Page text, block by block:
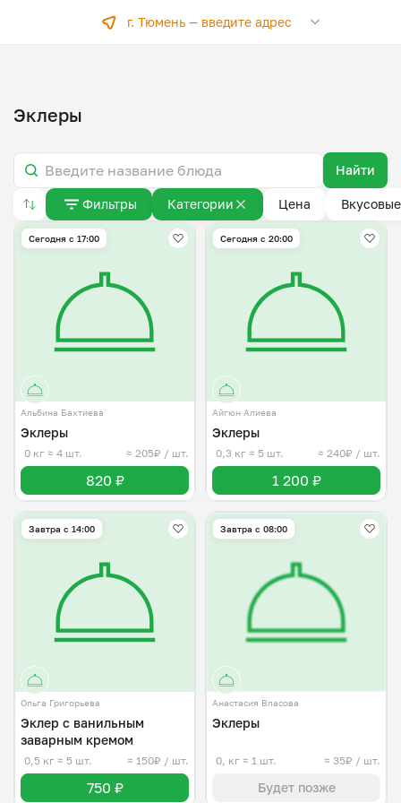
г. Тюмень — введите адрес
Эклеры
Найти
Фильтры Категории Цена
Сегодня с 17:00
Альбина Бахтиева
Эклеры
0 кг ≈ 4 шт. ≈ 205₽ / шт.
820 ₽
Сегодня с 20:00
Айгюн Алиева
Эклеры
0,3 кг ≈ 5 шт. ≈ 240₽ / шт.
1 200 ₽
Завтра c 14:00
Ольга Григорьева
Эклер с ванильным
заварным кремом
0,5 кг ≈ 5 шт. ≈ 150₽ / шт.
750 ₽
Завтра c 08:00
Анастасия Власова
Эклеры
0, кг ≈ 1 шт. ≈ 35₽ / шт.
Будет позже